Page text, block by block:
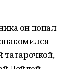
он попал
татарочкой,